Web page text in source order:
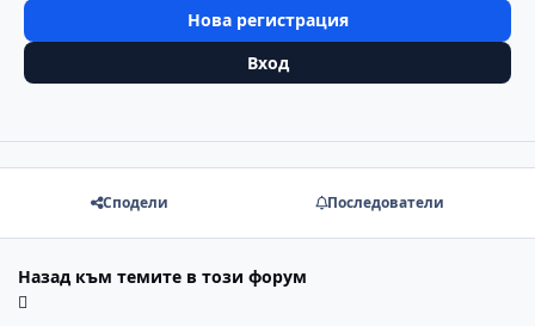
Нова регистрация
Вход
Сподели Последователи
Назад към темите в този форум